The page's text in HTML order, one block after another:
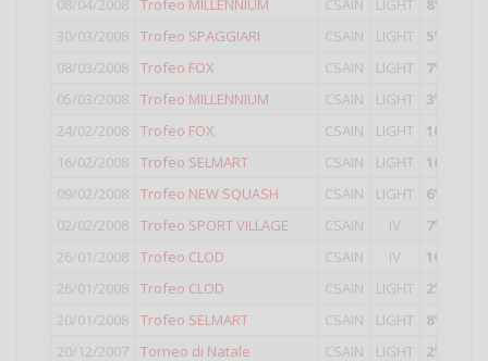
08/04/2008
Trofeo MILLENNIUM CSAIN LIGHT 8°
30/03/2008
Trofeo SPAGGIARI CSAIN LIGHT 5°
08/03/2008
Trofeo FOX CSAIN LIGHT 7°
05/03/2008
Trofeo MILLENNIUM CSAIN LIGHT 3°
24/02/2008
Trofeo FOX CSAIN LIGHT 10°
16/02/2008
Trofeo SELMART CSAIN LIGHT 10°
09/02/2008
Trofeo NEW SQUASH CSAIN LIGHT 6°
02/02/2008
Trofeo SPORT VILLAGE CSAIN IV 7°
26/01/2008
Trofeo CLOD CSAIN IV 10°
26/01/2008
Trofeo CLOD CSAIN LIGHT 2°
20/01/2008
Trofeo SELMART CSAIN LIGHT 8°
20/12/2007
Torneo di Natale CSAIN LIGHT 2°